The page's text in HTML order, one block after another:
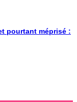
pourtant méprisé :